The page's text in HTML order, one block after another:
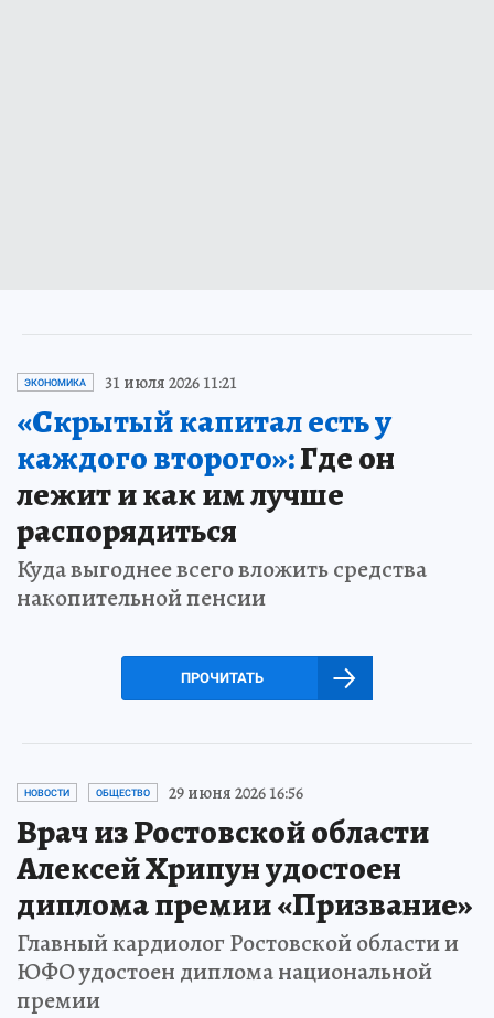
ЭКОНОМИКА 31 июля 2026 11:21
«Скрытый капитал есть у
каждого второго»:Где он
лежит и как им лучше
распорядиться
Куда выгоднее всего вложить средства
накопительной пенсии
ПРОЧИТАТЬ
НОВОСТИ ОБЩЕСТВО 29 июня 2026 16:56
Врач из Ростовской области
Алексей Хрипун удостоен
диплома премии «Призвание»
Главный кардиолог Ростовской области и
ЮФО удостоен диплома национальной
премии